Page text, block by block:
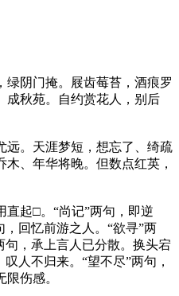
绿阴门掩。屐齿莓苔，酒痕罗
成秋苑。自约赏花人，别后
远。天涯梦短，想忘了、绮疏
、年华将晚。但数点红英，
直起□。“尚记”两句，即逆
，回忆前游之人。“欲寻”两
句，承上言人已分散。换头宕
人不归来。“望不尽”两句，
伤感。